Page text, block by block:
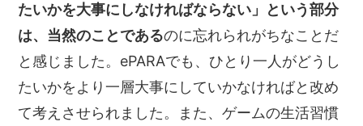
たいかを大事にしなければならない」という部分
は、当然のことであるのに忘れられがちなことだ
と感じました。ePARAでも、ひとり一人がどうし
たいかをより一層大事にしていかなければと改め
て考えさせられました。また、ゲームの生活習慣